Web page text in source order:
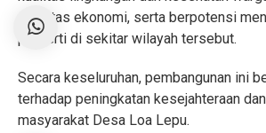
aktivitas ekonomi, serta berpotensi
properti di sekitar wilayah tersebut.
Secara keseluruhan, pembangunan ini
terhadap peningkatan kesejahteraan
masyarakat Desa Loa Lepu.